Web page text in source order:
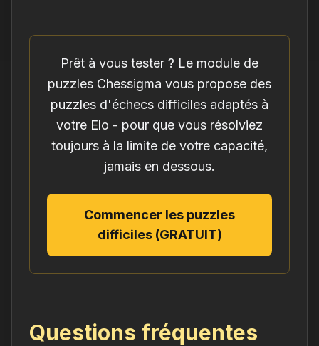
Prêt à vous tester ? Le module de
puzzles Chessigma vous propose des
puzzles d'échecs difficiles adaptés à
votre Elo - pour que vous résolviez
toujours à la limite de votre capacité,
jamais en dessous.
Commencer les puzzles
difficiles (GRATUIT)
Questions fréquentes